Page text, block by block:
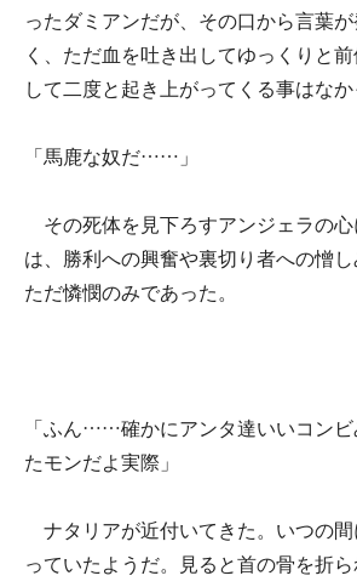
ったダミアンだが、その口から言葉
く、ただ血を吐き出してゆっくりと
して二度と起き上がってくる事はなか
「馬鹿な奴だ……」
その死体を見下ろすアンジェラの心
は、勝利への興奮や裏切り者への憎し
ただ憐憫のみであった。
「ふん……確かにアンタ達いいコンビ
たモンだよ実際」
ナタリアが近付いてきた。いつの間
っていたようだ。見ると首の骨を折